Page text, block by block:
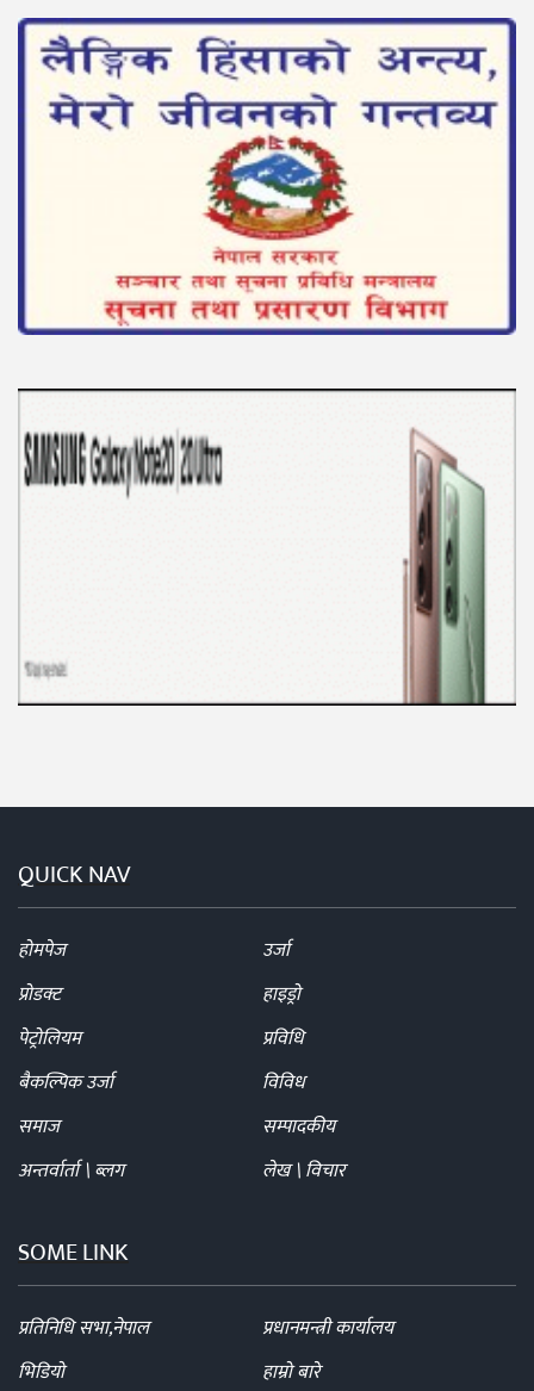
QUICK NAV
होमपेज
उर्जा
प्रोडक्ट
हाइड्रो
पेट्रोलियम
प्रविधि
बैकल्पिक उर्जा
विविध
समाज
सम्पादकीय
अन्तर्वार्ता \ ब्लग
लेख \ विचार
SOME LINK
प्रतिनिधि सभा,नेपाल
प्रधानमन्त्री कार्यालय
भिडियो
हाम्रो बारे